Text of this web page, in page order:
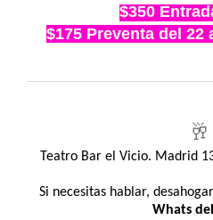
$350
$175 Preventa del 22
🥂
Teatro Bar el Vicio. Madrid
Si necesitas hablar,
Whats